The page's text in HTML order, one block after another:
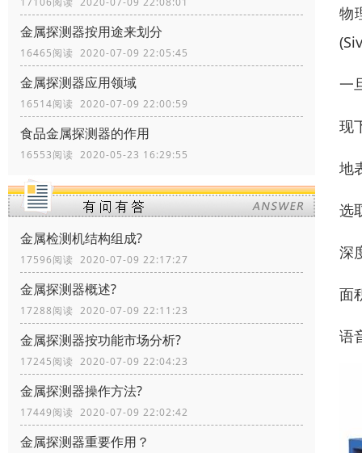
金属探测器按用途来划分
16465阅读 2020-07-09 22:05:45
金属探测器应用领域
16514阅读 2020-07-09 22:00:59
食品金属探测器的作用
16553阅读 2020-05-23 16:29:55
金属检测机结构组成?
17596阅读 2020-07-09 22:17:27
金属探测器概述?
17288阅读 2020-07-09 22:11:23
金属探测器按功能市场分析?
17245阅读 2020-07-09 22:04:23
金属探测器操作方法?
17449阅读 2020-07-09 22:02:42
金属探测器重要作用？
物
一
现
地
选
深
面
语